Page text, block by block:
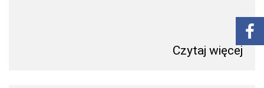
Czytaj więcej